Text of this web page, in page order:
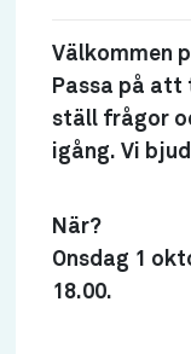
Välkommen
Passa på
ställ frågor
igång. Vi
När?
Onsdag 1
18.00.